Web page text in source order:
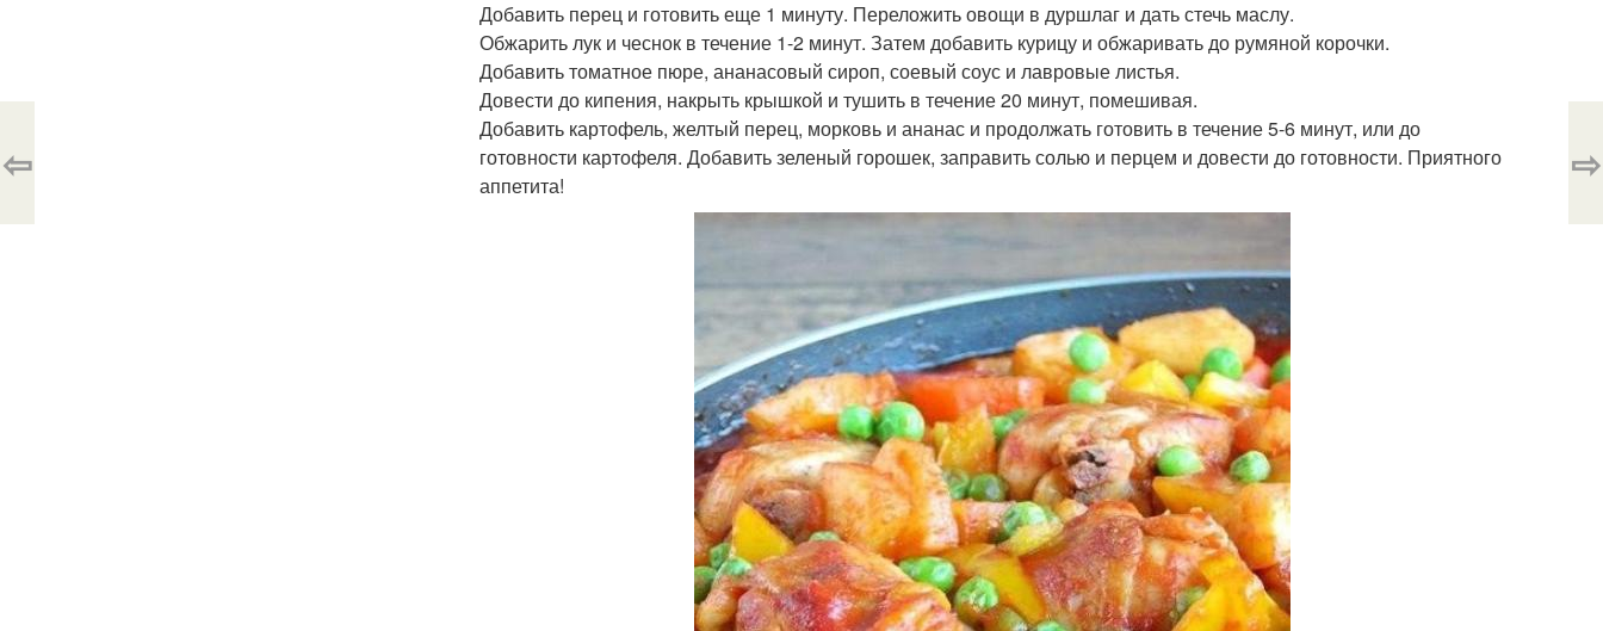
Добавить перец и готовить еще 1 минуту. Переложить овощи в дуршлаг и дать стечь маслу.
Обжарить лук и чеснок в течение 1-2 минут. Затем добавить курицу и обжаривать до румяной корочки.
Добавить томатное пюре, ананасовый сироп, соевый соус и лавровые листья.
Довести до кипения, накрыть крышкой и тушить в течение 20 минут, помешивая.
Добавить картофель, желтый перец, морковь и ананас и продолжать готовить в течение 5-6 минут, или до
готовности картофеля. Добавить зеленый горошек, заправить солью и перцем и довести до готовности. Приятного
аппетита!
⇦ ⇨